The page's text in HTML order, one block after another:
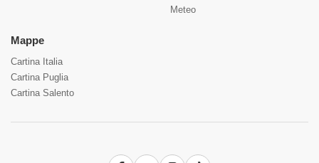
Meteo
Mappe
Cartina Italia
Cartina Puglia
Cartina Salento